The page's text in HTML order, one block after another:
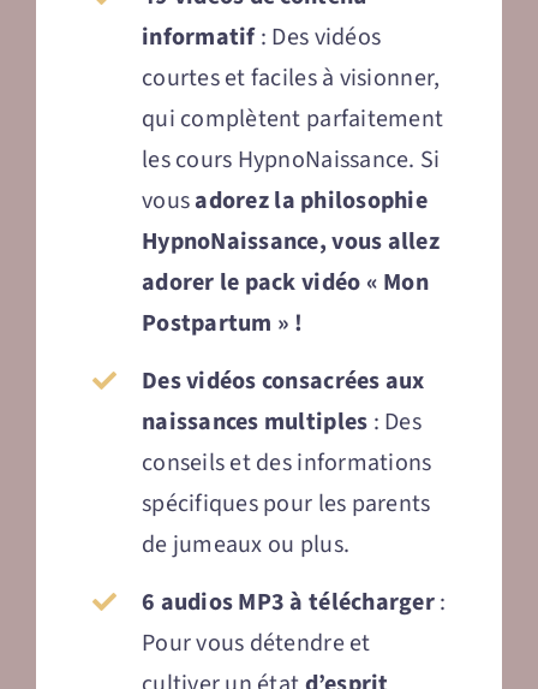
informatif: Des vidéos
courtes et faciles à visionner,
qui complètent parfaitement
les cours HypnoNaissance. Si
vousadorez la philosophie
HypnoNaissance, vous allez
adorer le pack vidéo « Mon
Postpartum » !
Des vidéos consacrées aux
naissances multiples : Des
conseils et des informations
spécifiques pour les parents
de jumeaux ou plus.
6 audios MP3 à télécharger:
Pour vous détendre et